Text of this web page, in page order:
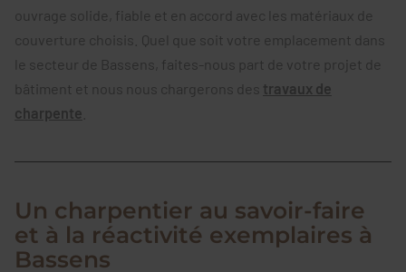
ouvrage solide, fiable et en accord avec les matériaux de
couverture choisis. Quel que soit votre emplacement dans
le secteur de Bassens, faites-nous part de votre projet de
bâtiment et nous nous chargerons des travaux de
charpente
Un charpentier au savoir-faire
et à la réactivité exemplaires à
Bassens